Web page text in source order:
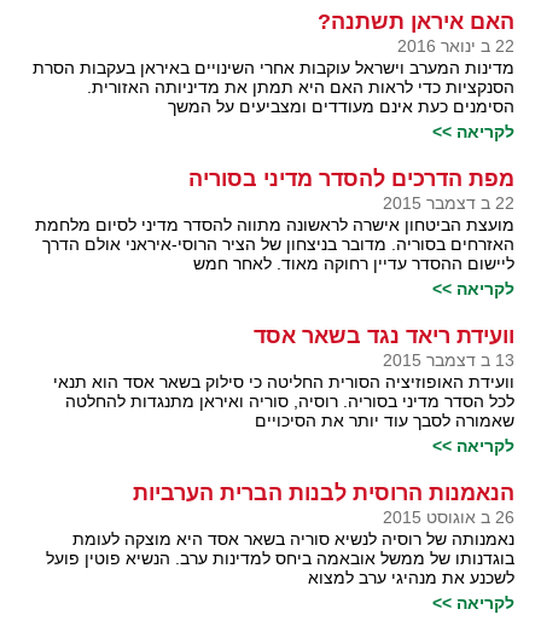
האם איראן תשתנה?
22 ב ינואר 2016
מדינות המערב וישראל עוקבות אחרי השינויים באיראן בעקבות הסרת
הסנקציות כדי לראות האם היא תמתן את מדיניותה האזורית.
הסימנים כעת אינם מעודדים ומצביעים על המשך
לקריאה >>
מפת הדרכים להסדר מדיני בסוריה
22 ב דצמבר 2015
מועצת הביטחון אישרה לראשונה מתווה להסדר מדיני לסיום מלחמת
האזרחים בסוריה. מדובר בניצחון של הציר הרוסי-איראני אולם הדרך
ליישום ההסדר עדיין רחוקה מאוד. לאחר חמש
לקריאה >>
וועידת ריאד נגד בשאר אסד
13 ב דצמבר 2015
וועידת האופוזיציה הסורית החליטה כי סילוק בשאר אסד הוא תנאי
לכל הסדר מדיני בסוריה. רוסיה, סוריה ואיראן מתנגדות להחלטה
שאמורה לסבך עוד יותר את הסיכויים
לקריאה >>
הנאמנות הרוסית לבנות הברית הערביות
26 ב אוגוסט 2015
נאמנותה של רוסיה לנשיא סוריה בשאר אסד היא מוצקה לעומת
בוגדנותו של ממשל אובאמה ביחס למדינות ערב. הנשיא פוטין פועל
לשכנע את מנהיגי ערב למצוא
לקריאה >>